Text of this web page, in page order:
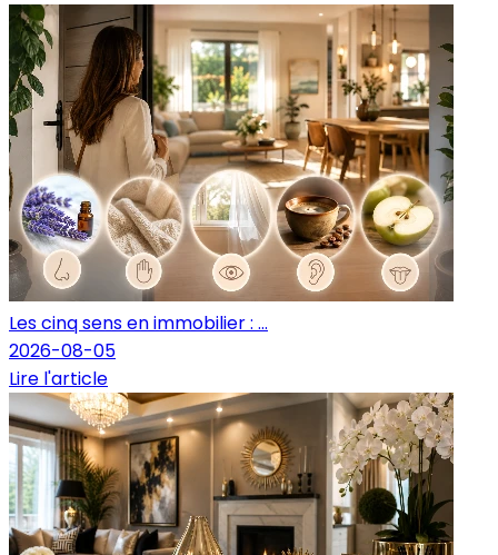
Les cinq sens en immobilier : ...
2026-08-05
Lire l'article